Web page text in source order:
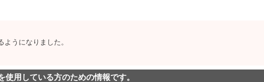
うになりました。
使用している方のための情報です。